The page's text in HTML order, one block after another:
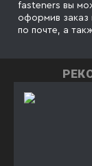
fasteners вы
оформив заказ
по почте, а